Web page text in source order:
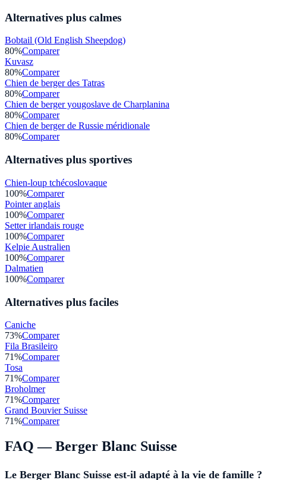
Alternatives plus calmes
Bobtail (Old English Sheepdog)
80%Comparer
Kuvasz
80%Comparer
Chien de berger des Tatras
80%Comparer
Chien de berger yougoslave de Charplanina
80%Comparer
Chien de berger de Russie méridionale
80%Comparer
Alternatives plus sportives
Chien-loup tchécoslovaque
100%Comparer
Pointer anglais
100%Comparer
Setter irlandais rouge
100%Comparer
Kelpie Australien
100%Comparer
Dalmatien
100%Comparer
Alternatives plus faciles
Caniche
73%Comparer
Fila Brasileiro
71%Comparer
Tosa
71%Comparer
Broholmer
71%Comparer
Grand Bouvier Suisse
71%Comparer
FAQ —Berger Blanc Suisse
Le Berger Blanc Suisse est-il adapté à la vie de famille ?